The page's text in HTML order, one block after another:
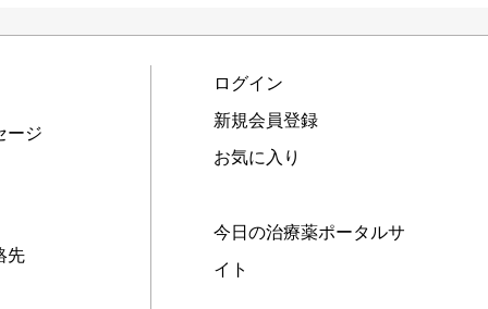
ージ
先
ログイン
新規会員登録
お気に入り
今日の治療薬ポータルサ
イト